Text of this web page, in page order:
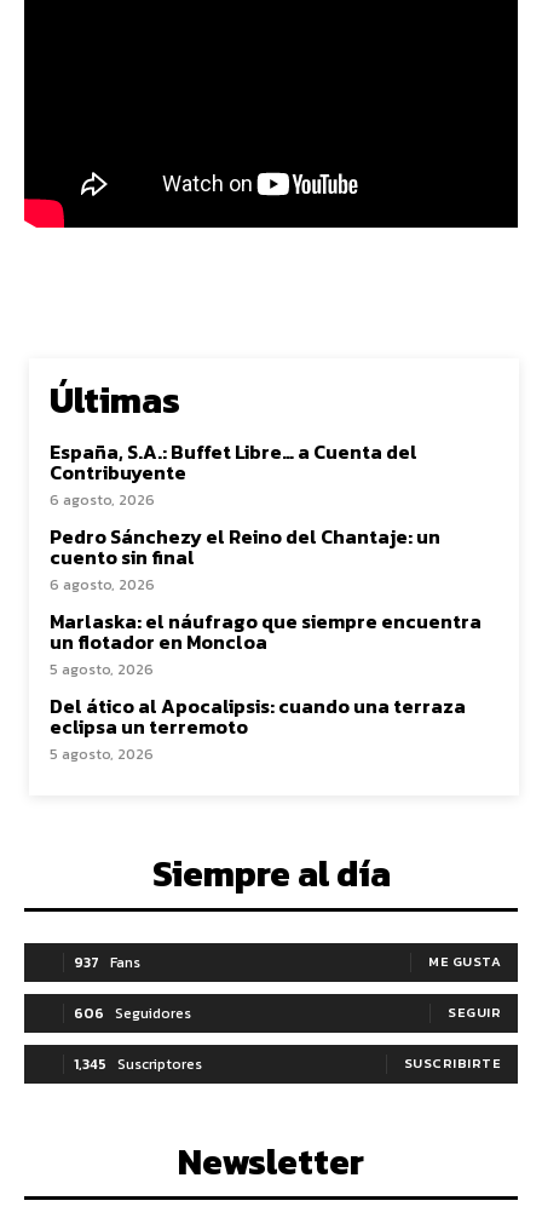
Últimas
España, S.A.: Buffet Libre… a Cuenta del
Contribuyente
6 agosto, 2026
Pedro Sánchezy el Reino del Chantaje: un
cuento sin final
6 agosto, 2026
Marlaska: el náufrago que siempre encuentra
un flotador en Moncloa
5 agosto, 2026
Del ático al Apocalipsis: cuando una terraza
eclipsa un terremoto
5 agosto, 2026
Siempre al día
937 Fans ME GUSTA
606 Seguidores SEGUIR
1,345 Suscriptores SUSCRIBIRTE
Newsletter